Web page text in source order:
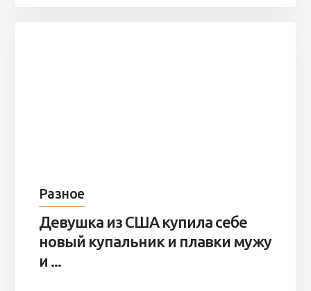
Разное
Девушка из США купила себе
новый купальник и плавки мужу
и ...